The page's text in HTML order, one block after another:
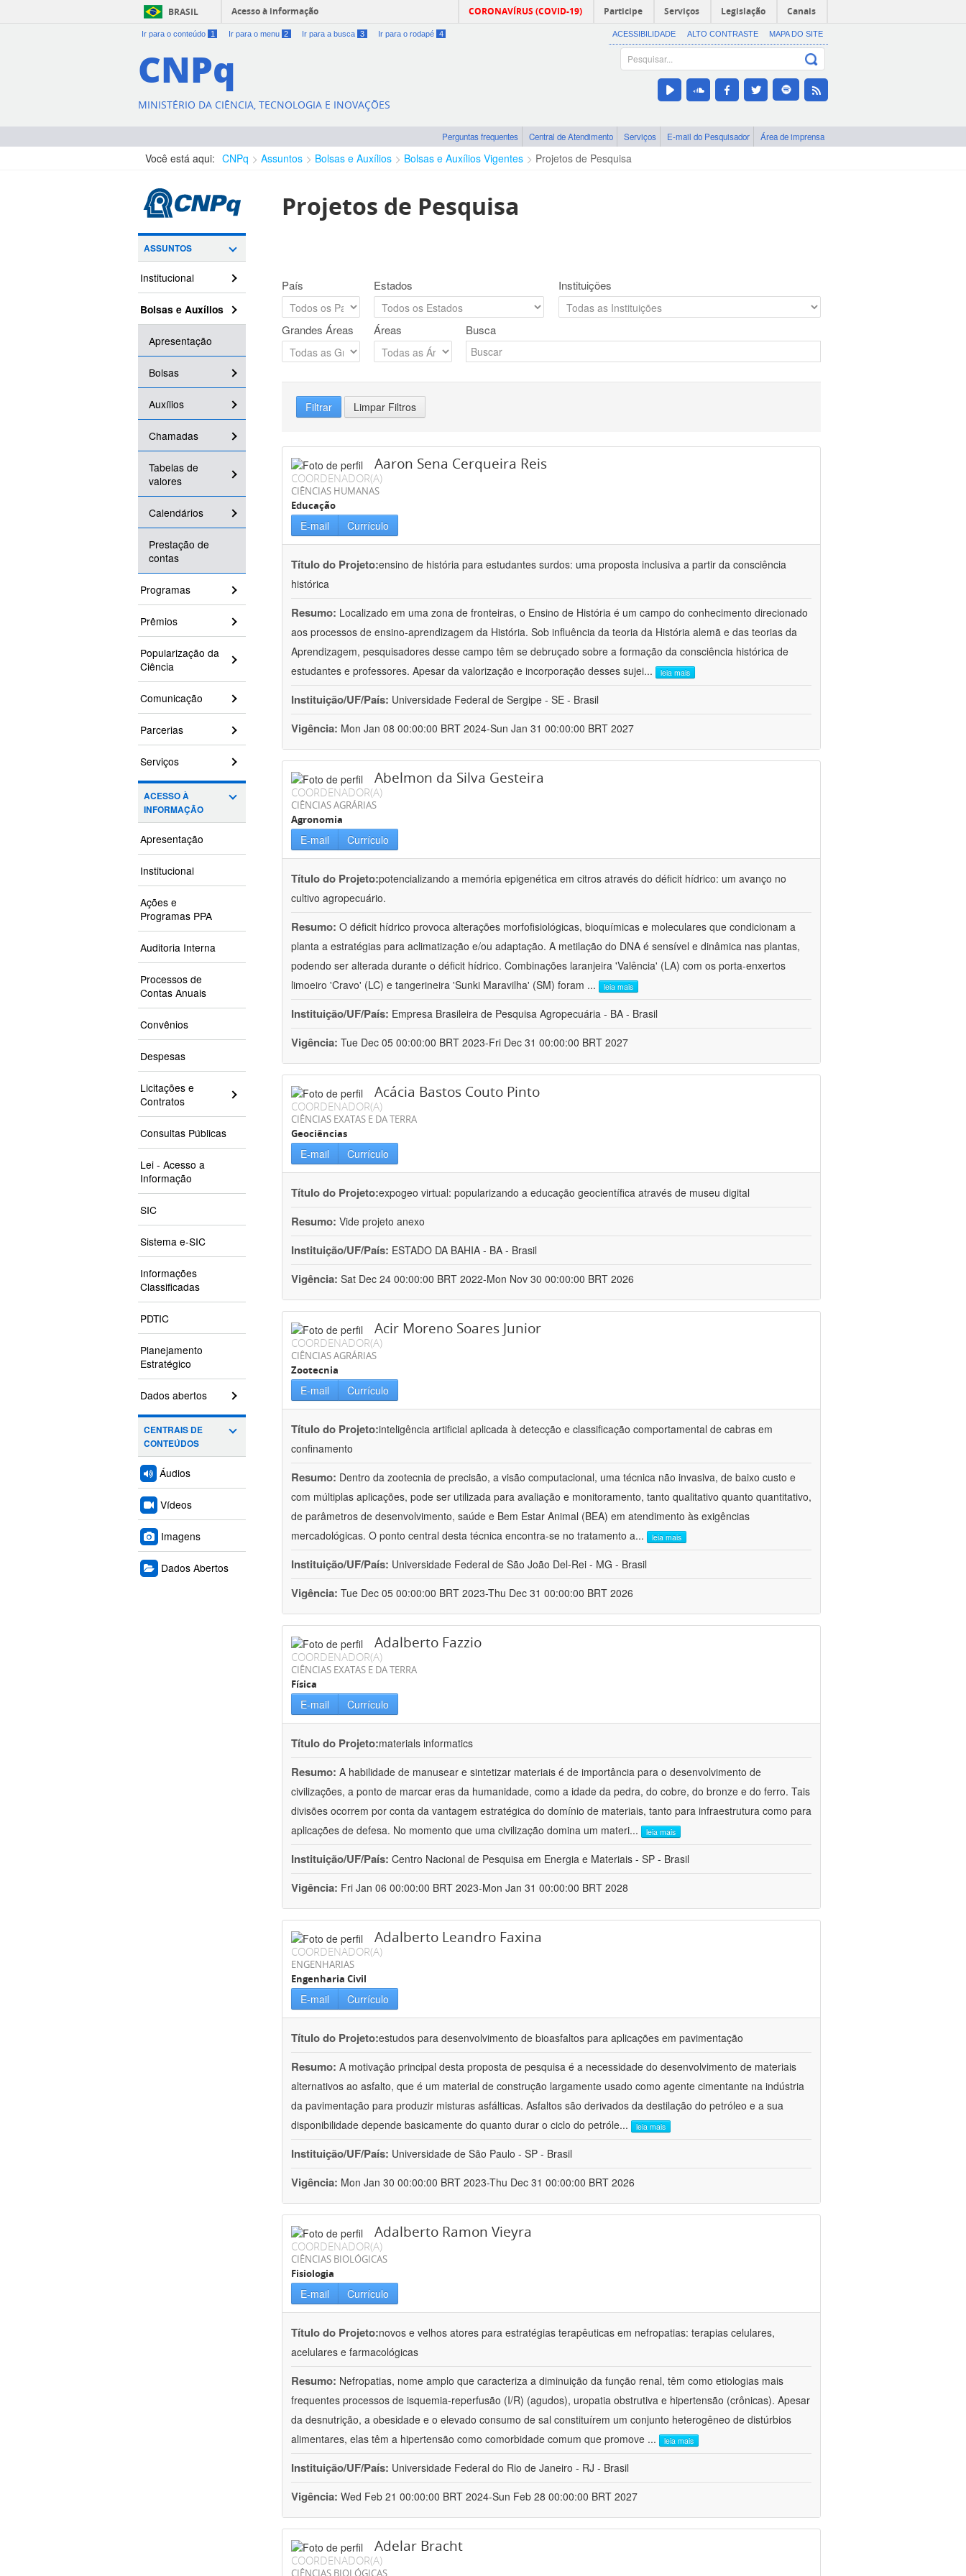
BRASIL Acesso à informação CORONAVÍRUS (COVID-19) Participe Serviços Legislação Canais
Ir para o conteúdo 1 Ir para o menu 2 Ir para a busca 3 Ir para o rodapé 4 ACESSIBILIDADE ALTO CONTRASTE MAPA DO SITE
CNPq
MINISTÉRIO DA CIÊNCIA, TECNOLOGIA E INOVAÇÕES
Perguntas frequentes Central de Atendimento Serviços E-mail do Pesquisador Área de imprensa
Você está aqui: CNPq Assuntos Bolsas e Auxílios Bolsas e Auxílios Vigentes Projetos de Pesquisa
ASSUNTOS
Institucional
Bolsas e Auxílios
Apresentação
Bolsas
Auxílios
Chamadas
Tabelas de
valores
Calendários
Prestação de
contas
Programas
Prêmios
Popularização da
Ciência
Comunicação
Parcerias
Serviços
ACESSO À
INFORMAÇÃO
Apresentação
Institucional
Ações e
Programas PPA
Auditoria Interna
Processos de
Contas Anuais
Convênios
Despesas
Licitações e
Contratos
Consultas Públicas
Lei - Acesso a
Informação
SIC
Sistema e-SIC
Informações
Classificadas
PDTIC
Planejamento
Estratégico
Dados abertos
CENTRAIS DE
CONTEÚDOS
Áudios
Vídeos
Imagens
Dados Abertos
Projetos de Pesquisa
País Estados Instituições
Grandes Áreas Áreas Busca
Filtrar Limpar Filtros
Aaron Sena Cerqueira Reis
COORDENADOR(A)
CIÊNCIAS HUMANAS
Educação
E-mail Currículo
Título do Projeto:ensino de história para estudantes surdos: uma proposta inclusiva a partir da consciência
histórica
Resumo: Localizado em uma zona de fronteiras, o Ensino de História é um campo do conhecimento direcionado
aos processos de ensino-aprendizagem da História. Sob influência da teoria da História alemã e das teorias da
Aprendizagem, pesquisadores desse campo têm se debruçado sobre a formação da consciência histórica de
estudantes e professores. Apesar da valorização e incorporação desses sujei... leia mais
Instituição/UF/País: Universidade Federal de Sergipe - SE - Brasil
Vigência: Mon Jan 08 00:00:00 BRT 2024-Sun Jan 31 00:00:00 BRT 2027
Abelmon da Silva Gesteira
COORDENADOR(A)
CIÊNCIAS AGRÁRIAS
Agronomia
E-mail Currículo
Título do Projeto:potencializando a memória epigenética em citros através do déficit hídrico: um avanço no
cultivo agropecuário.
Resumo: O déficit hídrico provoca alterações morfofisiológicas, bioquímicas e moleculares que condicionam a
planta a estratégias para aclimatização e/ou adaptação. A metilação do DNA é sensível e dinâmica nas plantas,
podendo ser alterada durante o déficit hídrico. Combinações laranjeira 'Valência' (LA) com os porta-enxertos
limoeiro 'Cravo' (LC) e tangerineira 'Sunki Maravilha' (SM) foram ... leia mais
Instituição/UF/País: Empresa Brasileira de Pesquisa Agropecuária - BA - Brasil
Vigência: Tue Dec 05 00:00:00 BRT 2023-Fri Dec 31 00:00:00 BRT 2027
Acácia Bastos Couto Pinto
COORDENADOR(A)
CIÊNCIAS EXATAS E DA TERRA
Geociências
E-mail Currículo
Título do Projeto:expogeo virtual: popularizando a educação geocientífica através de museu digital
Resumo: Vide projeto anexo
Instituição/UF/País: ESTADO DA BAHIA - BA - Brasil
Vigência: Sat Dec 24 00:00:00 BRT 2022-Mon Nov 30 00:00:00 BRT 2026
Acir Moreno Soares Junior
COORDENADOR(A)
CIÊNCIAS AGRÁRIAS
Zootecnia
E-mail Currículo
Título do Projeto:inteligência artificial aplicada à detecção e classificação comportamental de cabras em
confinamento
Resumo: Dentro da zootecnia de precisão, a visão computacional, uma técnica não invasiva, de baixo custo e
com múltiplas aplicações, pode ser utilizada para avaliação e monitoramento, tanto qualitativo quanto quantitativo,
de parâmetros de desenvolvimento, saúde e Bem Estar Animal (BEA) em atendimento às exigências
mercadológicas. O ponto central desta técnica encontra-se no tratamento a... leia mais
Instituição/UF/País: Universidade Federal de São João Del-Rei - MG - Brasil
Vigência: Tue Dec 05 00:00:00 BRT 2023-Thu Dec 31 00:00:00 BRT 2026
Adalberto Fazzio
COORDENADOR(A)
CIÊNCIAS EXATAS E DA TERRA
Física
E-mail Currículo
Título do Projeto:materials informatics
Resumo: A habilidade de manusear e sintetizar materiais é de importância para o desenvolvimento de
civilizações, a ponto de marcar eras da humanidade, como a idade da pedra, do cobre, do bronze e do ferro. Tais
divisões ocorrem por conta da vantagem estratégica do domínio de materiais, tanto para infraestrutura como para
aplicações de defesa. No momento que uma civilização domina um materi... leia mais
Instituição/UF/País: Centro Nacional de Pesquisa em Energia e Materiais - SP - Brasil
Vigência: Fri Jan 06 00:00:00 BRT 2023-Mon Jan 31 00:00:00 BRT 2028
Adalberto Leandro Faxina
COORDENADOR(A)
ENGENHARIAS
Engenharia Civil
E-mail Currículo
Título do Projeto:estudos para desenvolvimento de bioasfaltos para aplicações em pavimentação
Resumo: A motivação principal desta proposta de pesquisa é a necessidade do desenvolvimento de materiais
alternativos ao asfalto, que é um material de construção largamente usado como agente cimentante na indústria
da pavimentação para produzir misturas asfálticas. Asfaltos são derivados da destilação do petróleo e a sua
disponibilidade depende basicamente do quanto durar o ciclo do petróle... leia mais
Instituição/UF/País: Universidade de São Paulo - SP - Brasil
Vigência: Mon Jan 30 00:00:00 BRT 2023-Thu Dec 31 00:00:00 BRT 2026
Adalberto Ramon Vieyra
COORDENADOR(A)
CIÊNCIAS BIOLÓGICAS
Fisiologia
E-mail Currículo
Título do Projeto:novos e velhos atores para estratégias terapêuticas em nefropatias: terapias celulares,
acelulares e farmacológicas
Resumo: Nefropatias, nome amplo que caracteriza a diminuição da função renal, têm como etiologias mais
frequentes processos de isquemia-reperfusão (I/R) (agudos), uropatia obstrutiva e hipertensão (crônicas). Apesar
da desnutrição, a obesidade e o elevado consumo de sal constituírem um conjunto heterogêneo de distúrbios
alimentares, elas têm a hipertensão como comorbidade comum que promove ... leia mais
Instituição/UF/País: Universidade Federal do Rio de Janeiro - RJ - Brasil
Vigência: Wed Feb 21 00:00:00 BRT 2024-Sun Feb 28 00:00:00 BRT 2027
Adelar Bracht
COORDENADOR(A)
CIÊNCIAS BIOLÓGICAS